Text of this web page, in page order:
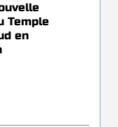
Temple
en